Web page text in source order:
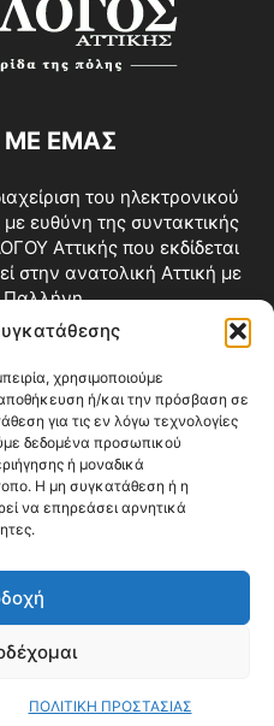
χρησιμοποιούμε
ή/και την πρόσβαση σε
για τις εν λόγω τεχνολογίες
δεδομένα προσωπικού
ή μοναδικά
Η μη συγκατάθεση ή η
να επηρεάσει αρνητικά
ΠΟΛΙΤΙΚΗ ΠΡΟΣΤΑΣΙΑΣ
ΜΕ ΕΜΑΣ
του ηλεκτρονικού
ευθύνη της συντακτικής
Αττικής που εκδίδεται
στην ανατολική Αττική με
Παλλήνη.
ΜΑΣ
Χρήσης
• All Rights Reserved •